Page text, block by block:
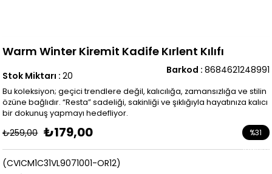
Warm Winter Kiremit Kadife Kırlent Kılıfı
Barkod : 8684621248991
Stok Miktarı : 20
Bu koleksiyon; geçici trendlere değil, kalıcılığa, zamansızlığa ve stilin
özüne bağlıdır. “Resta” sadeliği, sakinliği ve şıklığıyla hayatınıza kalıcı
bir dokunuş yapmayı hedefliyor.
₺259,00 ₺179,00 %31
İndirim
(CVICM1C31VL9071001-OR12)